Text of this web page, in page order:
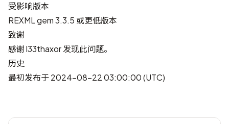
受影响版本
REXML gem 3.3.5 或更低版本
致谢
感谢l33thaxor发现此问题。
历史
最初发布于 2024-08-22 03:00:00 (UTC)